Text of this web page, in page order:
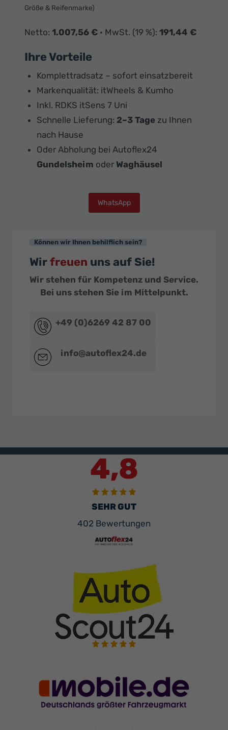
Größe & Reifenmarke)
Netto: 1.007,56 € · MwSt. (19 %): 191,44 €
Ihre Vorteile
Komplettradsatz – sofort einsatzbereit
Markenqualität: itWheels & Kumho
Inkl. RDKS itSens 7 Uni
Schnelle Lieferung: 2–3 Tage zu Ihnen
nach Hause
Oder Abholung bei Autoflex24
Gundelsheim oder Waghäusel
WhatsApp
Können wir Ihnen behilflich sein?
Wirfreuen uns auf Sie!
Wir stehen für Kompetenz und Service.
Bei uns stehen Sie im Mittelpunkt.
+49 (0)6269 42 87 00
info@autoflex24.de
4,8
SEHR GUT
402 Bewertungen